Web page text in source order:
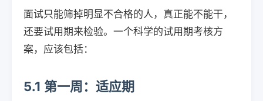
面试只能筛掉明显不合格的人，真正能不能干，
还要试用期来检验。一个科学的试用期考核方
案，应该包括：
5.1 第一周：适应期